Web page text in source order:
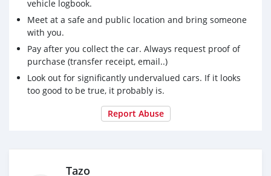
Машина находится в Тбилиси, Грузия
Автомобиль в лучшем состоянии и укомплект
vehicle logbook.
Meet at a safe and public location and bring someone
with you.
Pay after you collect the car. Always request proof of
purchase (transfer receipt, email..)
Look out for significantly undervalued cars. If it looks
too good to be true, it probably is.
Report Abuse
Tazo